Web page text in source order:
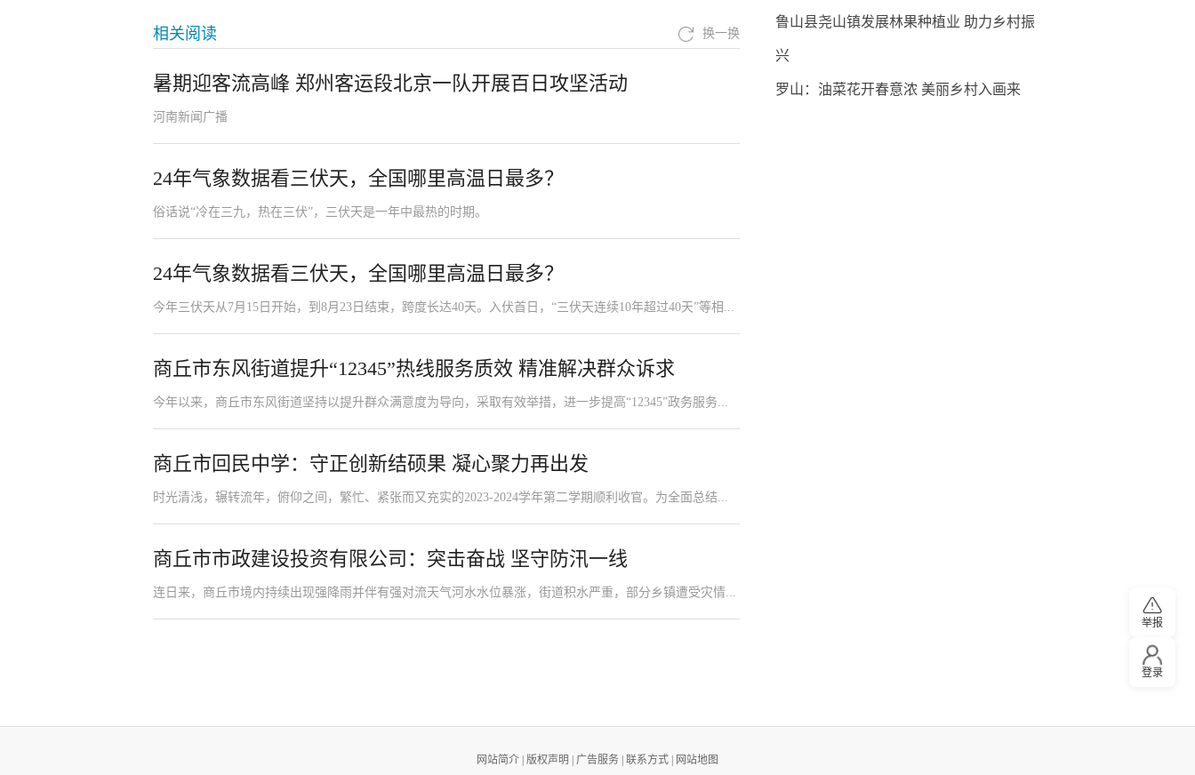
相关阅读 换一换
暑期迎客流高峰 郑州客运段北京一队开展百日攻坚活动
河南新闻广播
24年气象数据看三伏天，全国哪里高温日最多？
俗话说“冷在三九，热在三伏”，三伏天是一年中最热的时期。
24年气象数据看三伏天，全国哪里高温日最多？
今年三伏天从7月15日开始，到8月23日结束，跨度长达40天。入伏首日，“三伏天连续10年超过40天”等相...
商丘市东风街道提升“12345”热线服务质效 精准解决群众诉求
今年以来，商丘市东风街道坚持以提升群众满意度为导向，采取有效举措，进一步提高“12345”政务服务...
商丘市回民中学：守正创新结硕果 凝心聚力再出发
时光清浅，辗转流年，俯仰之间，繁忙、紧张而又充实的2023-2024学年第二学期顺利收官。为全面总结...
商丘市市政建设投资有限公司：突击奋战 坚守防汛一线
连日来，商丘市境内持续出现强降雨并伴有强对流天气河水水位暴涨，街道积水严重，部分乡镇遭受灾情...
鲁山县尧山镇发展林果种植业 助力乡村振
兴
罗山：油菜花开春意浓 美丽乡村入画来
网站简介 版权声明 广告服务 联系方式 网站地图
举报
登录